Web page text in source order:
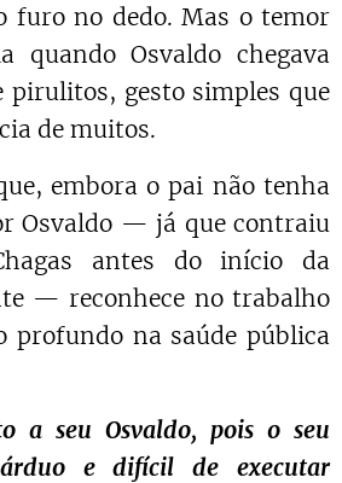
furo no dedo. Mas o temor
quando Osvaldo chegava
pirulitos, gesto simples que
de muitos.
embora o pai não tenha
Osvaldo — já que contraiu
antes do início da
— reconhece no trabalho
profundo na saúde pública
a seu Osvaldo, pois o seu
e difícil de executar